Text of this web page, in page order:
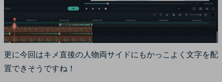
更に今回はキメ直後の人物両サイドにもかっこよく文字を配
置できそうですね！